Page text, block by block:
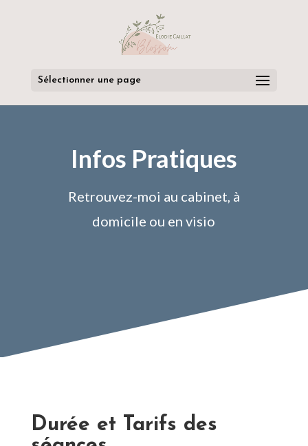
Sélectionner une page
Infos Pratiques
Retrouvez-moi au cabinet, à
domicile ou en visio
Durée et Tarifs des